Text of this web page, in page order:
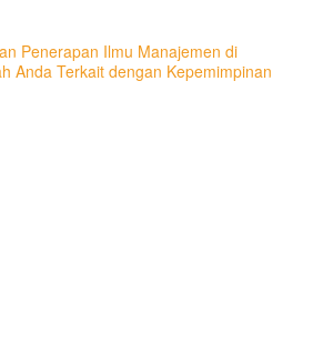
Penerapan Ilmu Manajemen di
Anda Terkait dengan Kepemimpinan